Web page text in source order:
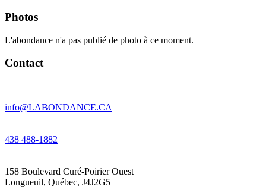
Photos
L'abondance n'a pas publié de photo à ce moment.
Contact
info@LABONDANCE.CA
438 488-1882
158 Boulevard Curé-Poirier Ouest
Longueuil, Québec, J4J2G5